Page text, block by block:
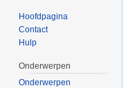
Hoofdpagina
Contact
Hulp
Onderwerpen
Onderwerpen